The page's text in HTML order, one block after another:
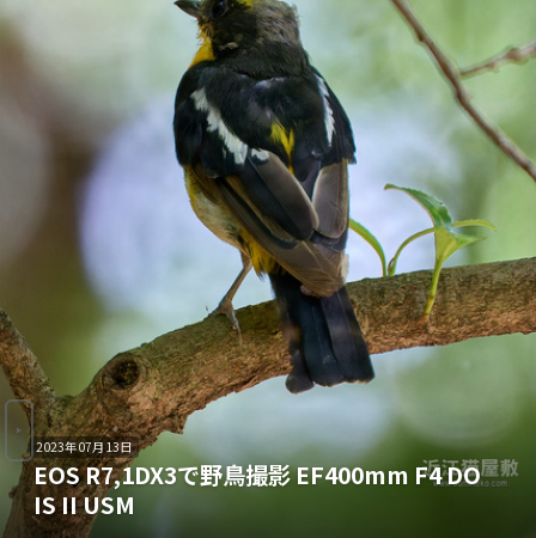
2023年07月13日
EOS R7,1DX3で野鳥撮影 EF400mm F4 DO
IS II USM